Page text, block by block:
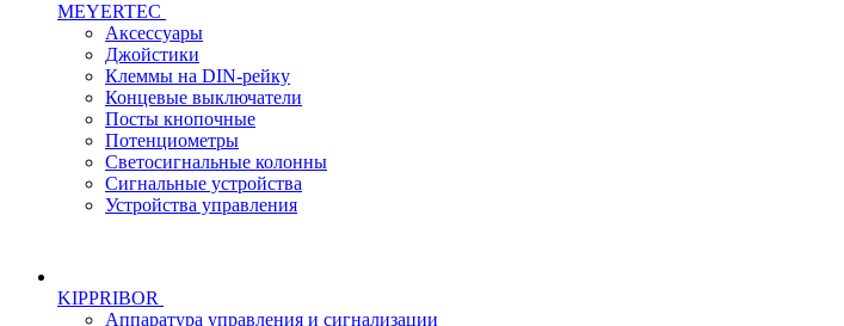
MEYERTEC
Аксессуары
Джойстики
Клеммы на DIN-рейку
Концевые выключатели
Посты кнопочные
Потенциометры
Светосигнальные колонны
Сигнальные устройства
Устройства управления
KIPPRIBOR
Аппаратура управления и сигнализации